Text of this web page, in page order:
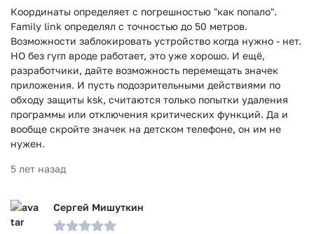
Координаты определяет с погрешностью "как попало".
Family link определял с точностью до 50 метров.
Возможности заблокировать устройство когда нужно - нет.
НО без гугл вроде работает, это уже хорошо. И ещё,
разработчики, дайте возможность перемещать значек
приложения. И пусть подозрительными действиями по
обходу защиты ksk, считаются только попытки удаления
программы или отключения критических функций. Да и
вообще скройте значек на детском телефоне, он им не
нужен.
5 лет назад
Сергей Мишуткин